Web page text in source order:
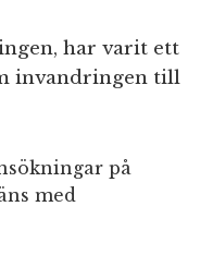
har varit ett
invandringen till
på
med